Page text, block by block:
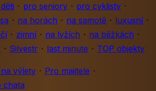
· pro seniory · pro cyklisty ·
· na horách · na samotě · luxusní ·
· zimní · na lyžích · na běžkách ·
· Silvestr · last minute · TOP objekty
výlety · Pro majitele ·
chata